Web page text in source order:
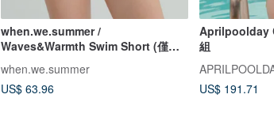
when.we.summer /
Waves&Warmth Swim Short (僅褲
裝)
when.we.summer
US$ 63.96
Aprilpoolday
組
US$ 191.71